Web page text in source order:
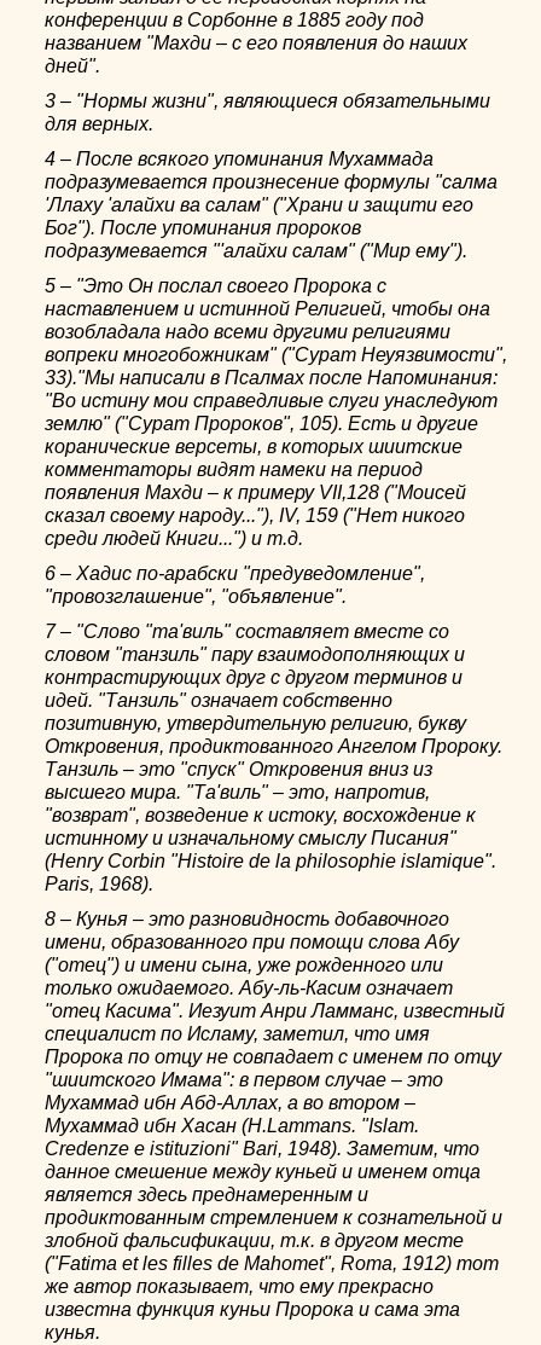
конференции в Сорбонне в 1885 году под
названием "Махди – с его появления до наших
дней".
3 – "Нормы жизни", являющиеся обязательными
для верных.
4 – После всякого упоминания Мухаммада
подразумевается произнесение формулы "салма
'Ллаху 'алайхи ва салам" ("Храни и защити его
Бог"). После упоминания пророков
подразумевается "'алайхи салам" ("Мир ему").
5 – "Это Он послал своего Пророка с
наставлением и истинной Религией, чтобы она
возобладала надо всеми другими религиями
вопреки многобожникам" ("Сурат Неуязвимости",
33)."Мы написали в Псалмах после Напоминания:
"Во истину мои справедливые слуги унаследуют
землю" ("Сурат Пророков", 105). Есть и другие
коранические версеты, в которых шиитские
комментаторы видят намеки на период
появления Махди – к примеру VII,128 ("Моисей
сказал своему народу..."), IV, 159 ("Нет никого
среди людей Книги...") и т.д.
6 – Хадис по-арабски "предуведомление",
"провозглашение", "объявление".
7 – "Слово "та'виль" составляет вместе со
словом "танзиль" пару взаимодополняющих и
контрастирующих друг с другом терминов и
идей. "Танзиль" означает собственно
позитивную, утвердительную религию, букву
Откровения, продиктованного Ангелом Пророку.
Танзиль – это "спуск" Откровения вниз из
высшего мира. "Та'виль" – это, напротив,
"возврат", возведение к истоку, восхождение к
истинному и изначальному смыслу Писания"
(Henry Corbin "Histoire de la philosophie islamique".
Paris, 1968).
8 – Кунья – это разновидность добавочного
имени, образованного при помощи слова Абу
("отец") и имени сына, уже рожденного или
только ожидаемого. Абу-ль-Касим означает
"отец Касима". Иезуит Анри Ламманс, известный
специалист по Исламу, заметил, что имя
Пророка по отцу не совпадает с именем по отцу
"шиитского Имама": в первом случае – это
Мухаммад ибн Абд-Аллах, а во втором –
Мухаммад ибн Хасан (H.Lammans. "Islam.
Credenze e istituzioni" Bari, 1948). Заметим, что
данное смешение между куньей и именем отца
является здесь преднамеренным и
продиктованным стремлением к сознательной и
злобной фальсификации, т.к. в другом месте
("Fatima et les filles de Mahomet", Roma, 1912) тот
же автор показывает, что ему прекрасно
известна функция куньи Пророка и сама эта
кунья.